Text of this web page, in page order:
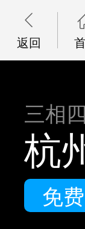

返回
三相
杭
免